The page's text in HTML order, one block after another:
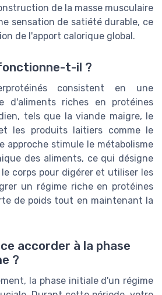
de la masse musculaire
sensation de satiété durable, ce
de l'apport calorique global.
t-il ?
consistent en une
d'aliments riches en protéines
tels que la viande maigre, le
les produits laitiers comme le
approche stimule le métabolisme
des aliments, ce qui désigne
corps pour digérer et utiliser les
un régime riche en protéines
de poids tout en maintenant la
accorder à la phase
?
la phase initiale d'un régime